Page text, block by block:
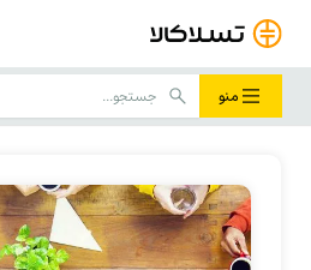
منو